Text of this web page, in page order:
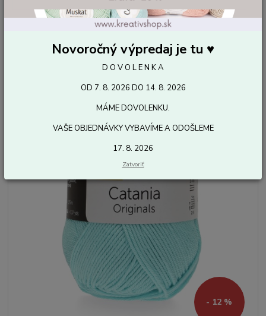
- 12 %
Novoročný výpredaj je tu ♥️
D O V O L E N K A
OD 7. 8. 2026 DO 14. 8. 2026
MÁME DOVOLENKU.
VAŠE OBJEDNÁVKY VYBAVÍME A ODOŠLEME
17. 8. 2026
Zatvoriť